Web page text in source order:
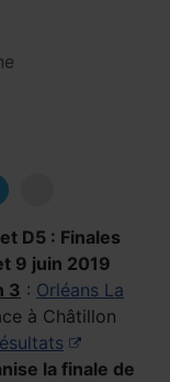
D5 : Finales
9 juin 2019
3 : Orléans La
à Châtillon
la finale de